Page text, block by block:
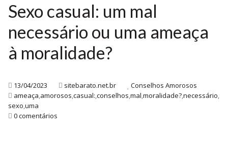
Programa de Patrocinados
Marketplace
Blog
Sexo casual: um mal
necessário ou uma ameaça
à moralidade?
13/04/2023 sitebarato.net.br
Conselhos Amorosos
ameaça,amorosos,casual:,conselhos,mal,moralidade?,necessário,
sexo,uma
0 comentários